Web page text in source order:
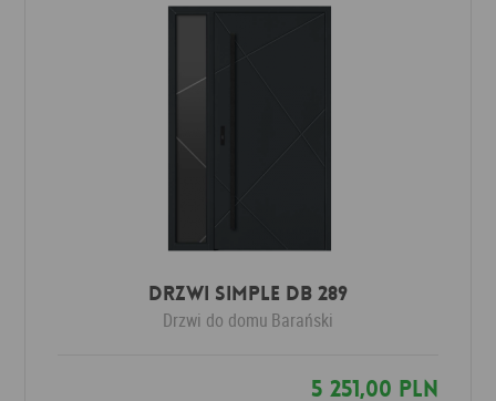
Drzwi SIMPLE DB 289
Drzwi do domu Barański
5 251,00 PLN